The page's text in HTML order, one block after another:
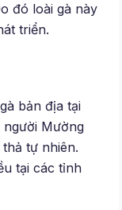
đó loài gà này
triển.
bản địa tại
người Mường
tự nhiên.
tại các tỉnh